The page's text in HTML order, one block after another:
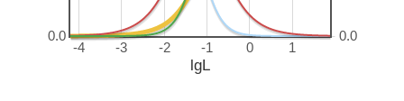
0 1
-4 -3 -2 -1
0.0 0.0
lgL